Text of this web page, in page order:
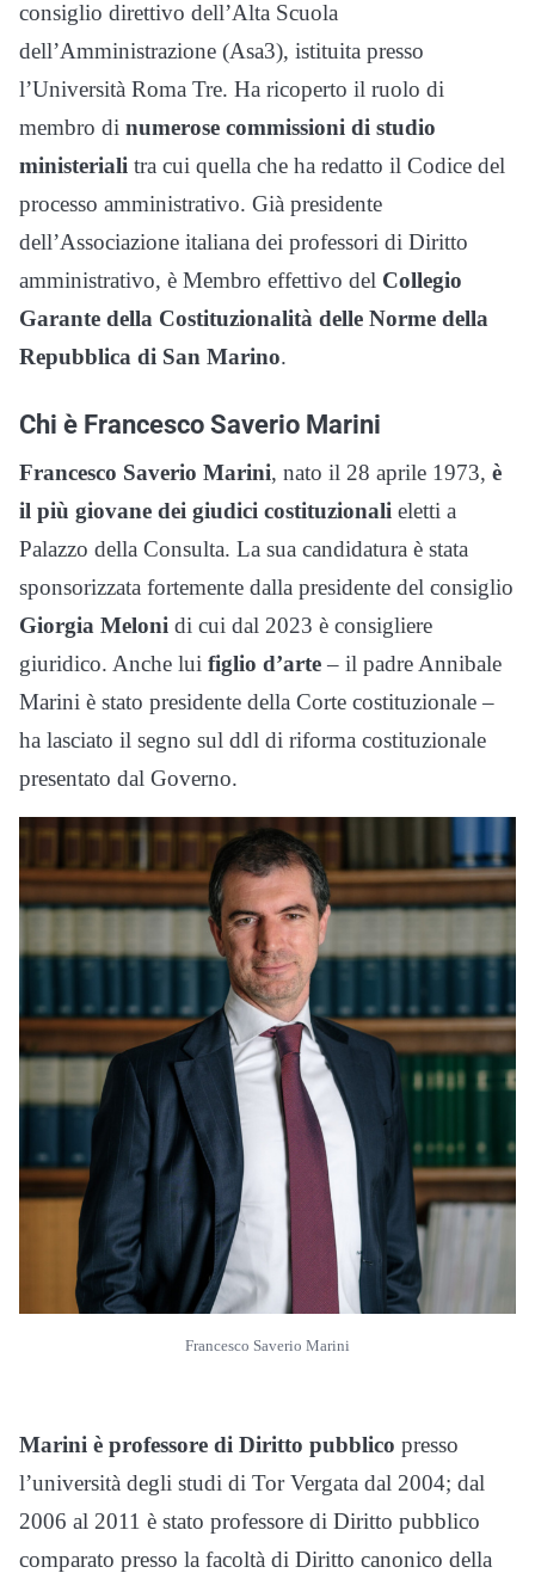
consiglio direttivo dell’Alta Scuola
dell’Amministrazione (Asa3), istituita presso
l’Università Roma Tre. Ha ricoperto il ruolo di
membro di numerose commissioni di studio
ministeriali tra cui quella che ha redatto il Codice del
processo amministrativo. Già presidente
dell’Associazione italiana dei professori di Diritto
amministrativo, è Membro effettivo del Collegio
Garante della Costituzionalità delle Norme della
Repubblica di San Marino.
Chi è Francesco Saverio Marini
Francesco Saverio Marini, nato il 28 aprile 1973, è
il più giovane dei giudici costituzionali eletti a
Palazzo della Consulta. La sua candidatura è stata
sponsorizzata fortemente dalla presidente del consiglio
Giorgia Meloni di cui dal 2023 è consigliere
giuridico. Anche lui figlio d’arte– il padre Annibale
Marini è stato presidente della Corte costituzionale –
ha lasciato il segno sul ddl di riforma costituzionale
presentato dal Governo.
Francesco Saverio Marini
Marini è professore di Diritto pubblico presso
l’università degli studi di Tor Vergata dal 2004; dal
2006 al 2011 è stato professore di Diritto pubblico
comparato presso la facoltà di Diritto canonico della